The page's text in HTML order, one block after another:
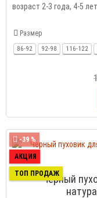
возраст 2-3 года, 4-5
Размер
86-92 92-98 116-122
-39 %
АКЦИЯ
ТОП ПРОДАЖ
Черный